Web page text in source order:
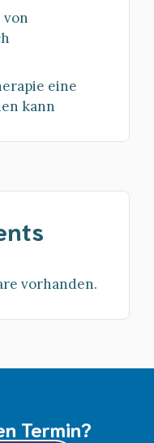
eine
kann
vorhanden.
Termin?